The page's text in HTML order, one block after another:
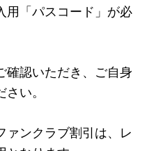
用「パスコード」が必
確認いただき、ご自身
い。
ンクラブ割引は、レ